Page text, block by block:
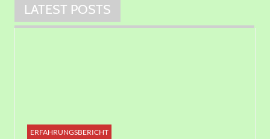
LATEST POSTS
ERFAHRUNGSBERICHT